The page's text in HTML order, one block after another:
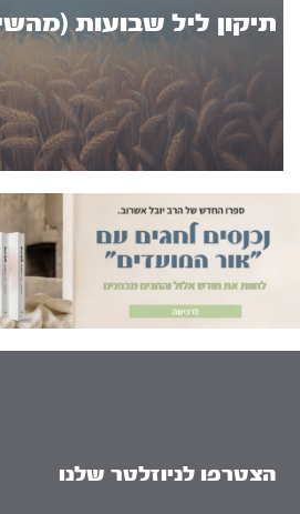
תיקון ליל שבועות (מהשידור
הצטרפו לניוזלטר שלנו